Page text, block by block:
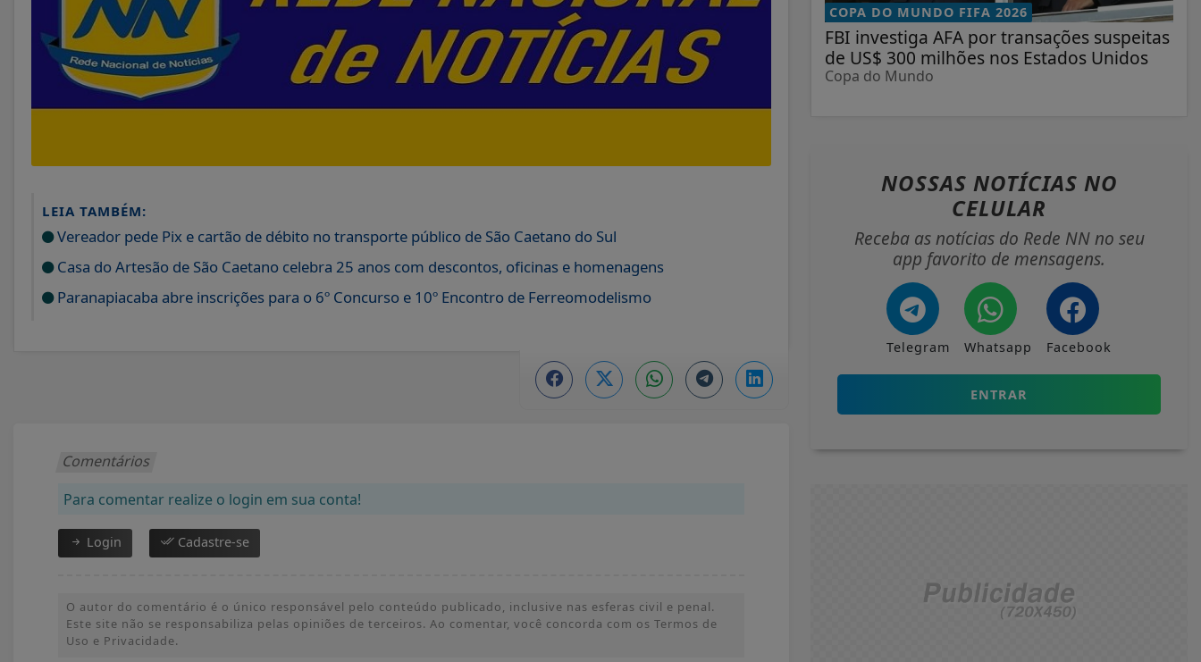
LEIA TAMBÉM:
Vereador pede Pix e cartão de débito no transporte público de São Caetano do Sul
Casa do Artesão de São Caetano celebra 25 anos com descontos, oficinas e homenagens
Paranapiacaba abre inscrições para o 6º Concurso e 10º Encontro de Ferreomodelismo
Comentários
Para comentar realize o login em sua conta!
Login Cadastre-se
O autor do comentário é o único responsável pelo conteúdo publicado, inclusive nas esferas civil e penal.
Este site não se responsabiliza pelas opiniões de terceiros. Ao comentar, você concorda com os Termos de
Uso e Privacidade.
COPA DO MUNDO FIFA 2026
FBI investiga AFA por transações suspeitas
de US$ 300 milhões nos Estados Unidos
Copa do Mundo
NOSSAS NOTÍCIAS NO
CELULAR
Receba as notícias do Rede NN no seu
app favorito de mensagens.
Telegram Whatsapp Facebook
ENTRAR